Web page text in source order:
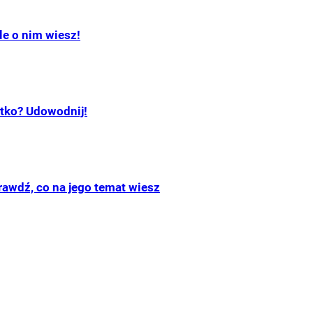
o nim wiesz!
Udowodnij!
co na jego temat wiesz